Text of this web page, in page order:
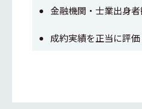
金融機関・士業出身
成約実績を正当に評価